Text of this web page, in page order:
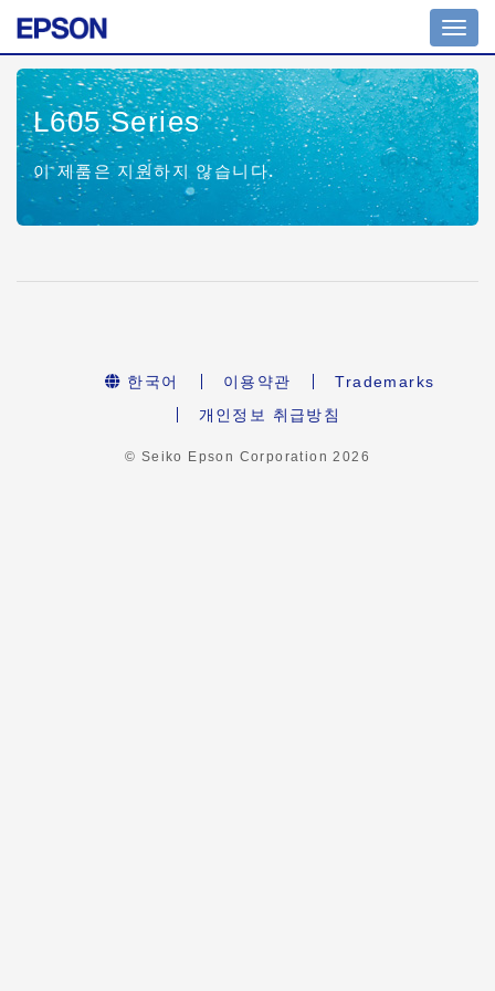
L605 Series
이 제품은 지원하지 않습니다.
한국어 이용약관
Trademarks
개인정보 취급방침
© Seiko Epson Corporation2026